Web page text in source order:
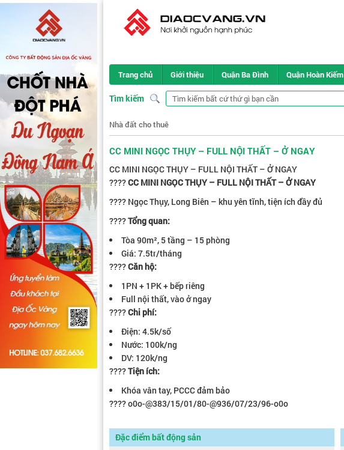
Trang chủ Giới thiệu Quận Ba Đình Quận Hoàn Kiếm
Tìm kiếm
Nhà đất cho thuê
CC MINI NGỌC THỤY – FULL NỘI THẤT – Ở NGAY
CC MINI NGỌC THỤY – FULL NỘI THẤT – Ở NGAY
????CC MINI NGỌC THỤY – FULL NỘI THẤT – Ở NGAY
???? Ngọc Thụy, Long Biên – khu yên tĩnh, tiện ích đầy đủ
????Tổng quan:
Tòa 90m², 5 tầng – 15 phòng
Giá: 7.5tr/tháng
????️Căn hộ:
1PN + 1PK + bếp riêng
Full nội thất, vào ở ngay
????Chi phí:
Điện: 4.5k/số
Nước: 100k/ng
DV: 120k/ng
????Tiện ích:
Khóa vân tay, PCCC đảm bảo
???? o0o-@383/15/01/80-@936/07/23/96-o0o
Đặc điểm bất động sản